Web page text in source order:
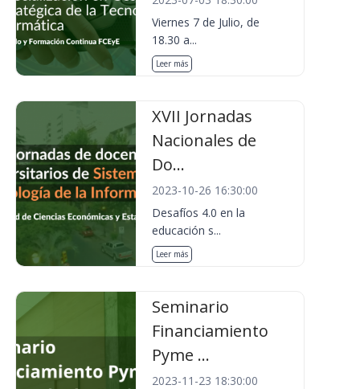
Viernes 7 de Julio, de
18.30 a...
Leer más
XVII Jornadas
Nacionales de
Do...
2023-10-26 16:30:00
Desafíos 4.0 en la
educación s...
Leer más
Seminario
Financiamiento
Pyme ...
2023-11-23 18:30:00